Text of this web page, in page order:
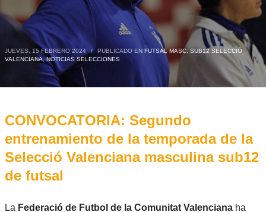
JUEVES, 15 FEBRERO 2024 / PUBLICADO EN FUTSAL MASC. SUB12 SELECCIÓ
VALENCIANA,NOTICIAS SELECCIONES
CONVOCATORIA: Segundo
entrenamiento de la temporada de la
Selecció Valenciana masculina sub12
de futsal
La Federació de Futbol de la Comunitat Valencianaha